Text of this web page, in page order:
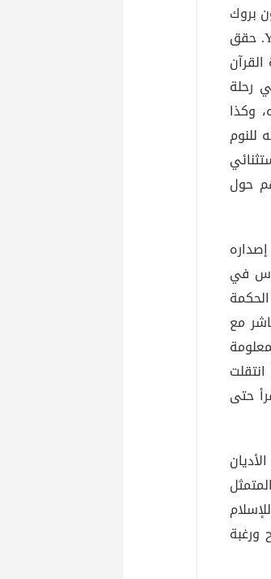
بروك
عناوين مواقع التواصل الاجتماعي من خلال أحدث تحدياته على اليوتيوب YouTube. حقق
قراءة القرآن
رحلة
وكذا
للنوم
حول
مشاهدة منذ إصداره
في
مع
حتى
ورغبة